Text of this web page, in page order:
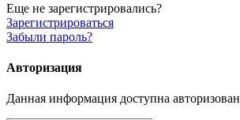
Еще не зарегистрировались?
Зарегистрироваться
Забыли пароль?
Авторизация
Данная информация доступна